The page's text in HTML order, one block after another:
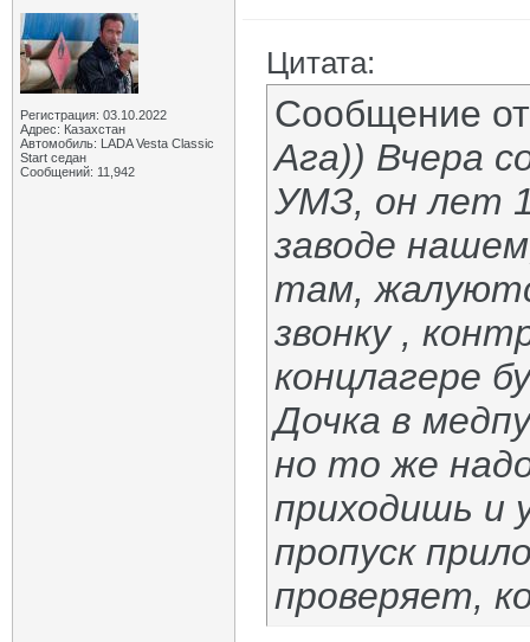
Регистрация: 03.10.2022
Адрес: Казахстан
Автомобиль: LADA Vesta Classic
Start седан
Сообщений: 11,942
Цитата:
Сообщение
Ага)) Вчера
УМЗ, он лет
заводе
там,
звонку ,
концлагере
Дочка в
но то же
приходишь и
пропуск
проверяет,